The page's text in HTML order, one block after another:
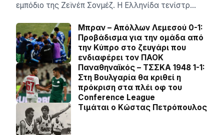
εμπόδιο της Ζεϊνέπ Σονμέζ. Η Ελληνίδα τενίστρ…
Μπραν – Απόλλων Λεμεσού 0-1:
Προβάδισμα για την ομάδα από
την Κύπρο στο ζευγάρι που
ενδιαφέρει τον ΠΑΟΚ
Παναθηναϊκός – ΤΣΣΚΑ 1948 1-1:
Στη Βουλγαρία θα κριθεί η
πρόκριση στα πλέι οφ του
Conference League
Τιμάται ο Κώστας Πετρόπουλος